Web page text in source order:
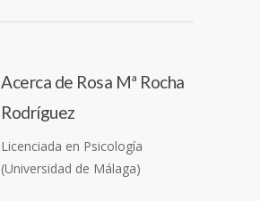
Acerca de Rosa Mª Rocha
Rodríguez
Licenciada en Psicología
(Universidad de Málaga)